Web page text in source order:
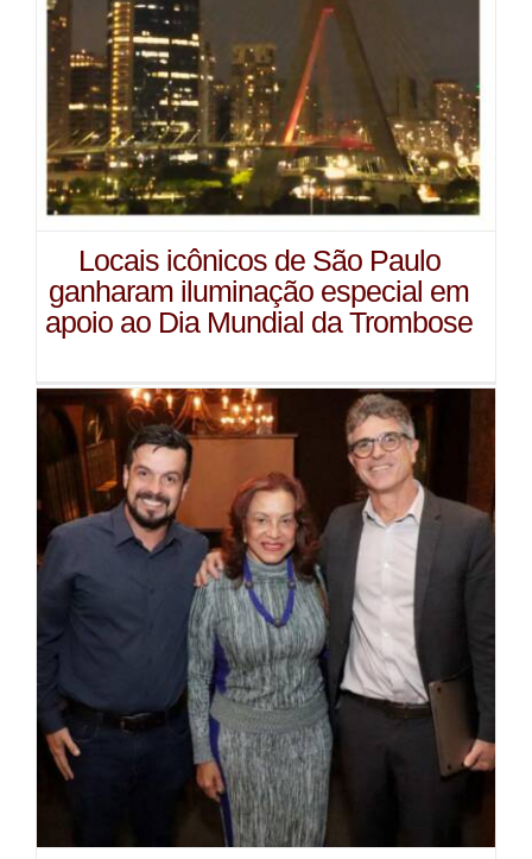
Locais icônicos de São Paulo
ganharam iluminação especial em
apoio ao Dia Mundial da Trombose